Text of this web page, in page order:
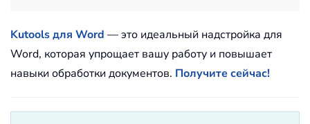
Kutools для Word — это идеальный надстройка для
Word, которая упрощает вашу работу и повышает
навыки обработки документов. Получите сейчас!